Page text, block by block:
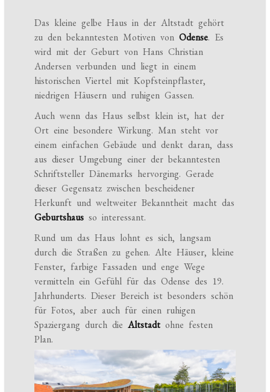
Das kleine gelbe Haus in der Altstadt gehört
zu den bekanntesten Motiven vonOdense. Es
wird mit der Geburt von Hans Christian
Andersen verbunden und liegt in einem
historischen Viertel mit Kopfsteinpflaster,
niedrigen Häusern und ruhigen Gassen.
Auch wenn das Haus selbst klein ist, hat der
Ort eine besondere Wirkung. Man steht vor
einem einfachen Gebäude und denkt daran, dass
aus dieser Umgebung einer der bekanntesten
Schriftsteller Dänemarks hervorging. Gerade
dieser Gegensatz zwischen bescheidener
Herkunft und weltweiter Bekanntheit macht das
Geburtshaus so interessant.
Rund um das Haus lohnt es sich, langsam
durch die Straßen zu gehen. Alte Häuser, kleine
Fenster, farbige Fassaden und enge Wege
vermitteln ein Gefühl für das Odense des 19.
Jahrhunderts. Dieser Bereich ist besonders schön
für Fotos, aber auch für einen ruhigen
Spaziergang durch dieAltstadt ohne festen
Plan.